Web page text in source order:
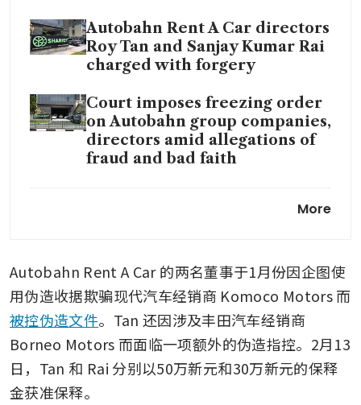
Autobahn Rent A Car directors
Roy Tan and Sanjay Kumar Rai
charged with forgery
Court imposes freezing order
on Autobahn group companies,
directors amid allegations of
fraud and bad faith
its business; gives up fight for
Autobahn Rent A Car group
appeals dismissed
moratorium, reveals potential
SGX listco investor
DBS, OCBC, UOB among those
More
Autobahn Rent A Car 的两名董事于1月份因企图使
用伪造收据欺骗现代汽车经销商 Komoco Motors 而
被控伪造文件。Tan 还因涉及丰田汽车经销商
Borneo Motors 而面临一项额外的伪造指控。2月13
日，Tan 和 Rai 分别以50万新元和30万新元的保释
金获准保释。